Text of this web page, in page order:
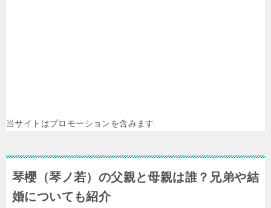
当サイトはプロモーションを含みます
琴櫻（琴ノ若）の父親と母親は誰？兄弟や結
婚についても紹介